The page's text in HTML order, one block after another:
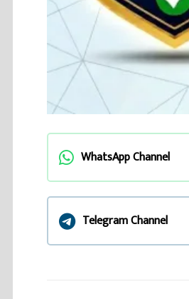
WhatsApp Channel
Telegram Channel